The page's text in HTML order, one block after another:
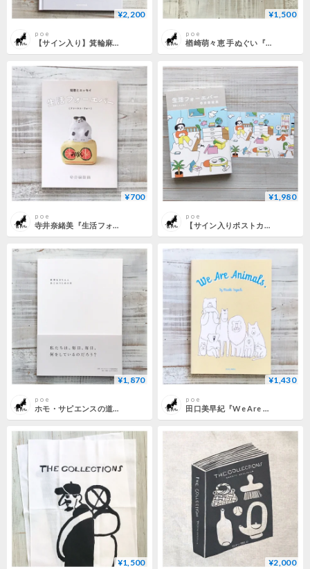
¥2,200
p o e
【サイン入り】箕輪麻紀子『ESCAPE』
¥1,500
p o e
楢崎萌々恵 手ぬぐい『生活フォーエバー』
¥700
p o e
寺井奈緒美『生活フォーエバー（ファースト・ウォー）』
¥1,980
p o e
【サイン入りポストカード付き】 寺井奈緒美『生活フォーエバー』
¥1,870
p o e
¥1,430
p o e
¥1,500 ¥2,000